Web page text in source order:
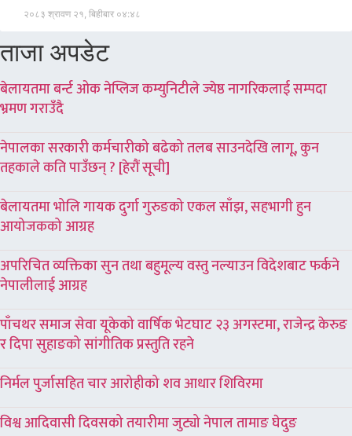
२०८३ श्रावण २१, बिहीबार ०४:४८
ताजा अपडेट
बेलायतमा बर्न्ट ओक नेप्लिज कम्युनिटीले ज्येष्ठ नागरिकलाई सम्पदा
भ्रमण गराउँदै
नेपालका सरकारी कर्मचारीको बढेको तलब साउनदेखि लागू, कुन
तहकाले कति पाउँछन् ? [हेरौं सूची]
बेलायतमा भोलि गायक दुर्गा गुरुङको एकल साँझ, सहभागी हुन
आयोजकको आग्रह
अपरिचित व्यक्तिका सुन तथा बहुमूल्य वस्तु नल्याउन विदेशबाट फर्कने
नेपालीलाई आग्रह
पाँचथर समाज सेवा यूकेको वार्षिक भेटघाट २३ अगस्टमा, राजेन्द्र केरुङ
र दिपा सुहाङको सांगीतिक प्रस्तुति रहने
निर्मल पुर्जासहित चार आरोहीको शव आधार शिविरमा
विश्व आदिवासी दिवसको तयारीमा जुट्यो नेपाल तामाङ घेदुङ